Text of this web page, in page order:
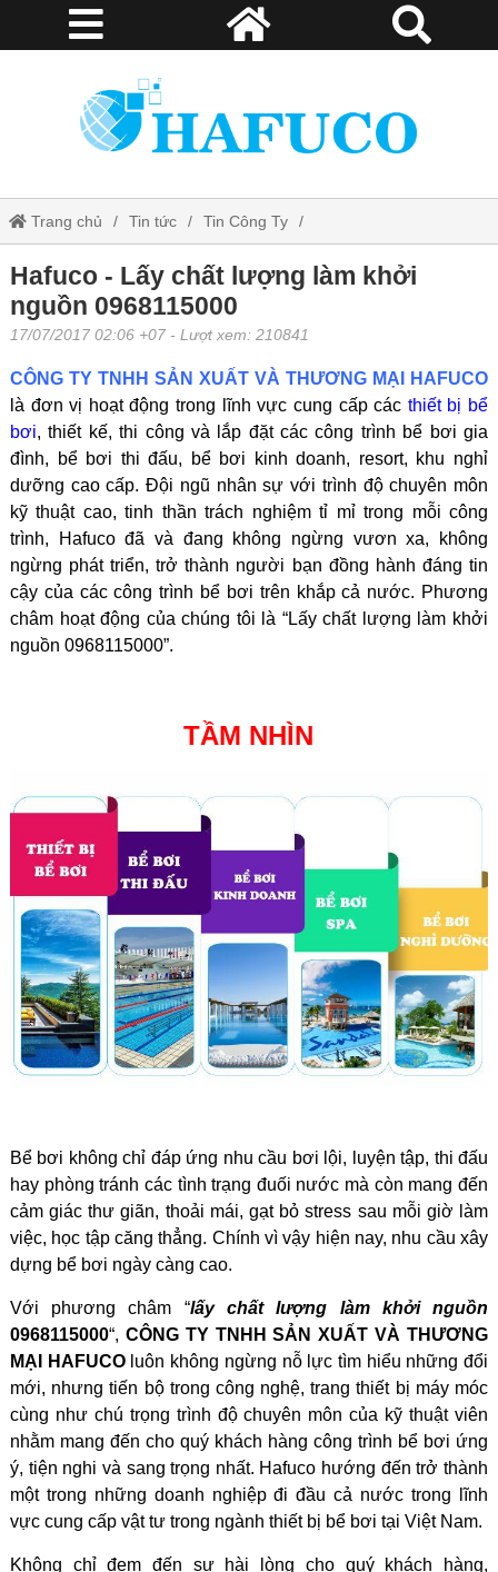
Trang chủ Tin tức Tin Công Ty
Hafuco - Lấy chất lượng làm khởi nguồn 0968115000
Hafuco - Lấy chất lượng làm khởi
nguồn 0968115000
17/07/2017 02:06 +07 - Lượt xem: 210841
CÔNG TY TNHH SẢN XUẤT VÀ THƯƠNG MẠI HAFUCO
là đơn vị hoạt động trong lĩnh vực cung cấp các thiết bị bể
bơi, thiết kế, thi công và lắp đặt các công trình bể bơi gia
đình, bể bơi thi đấu, bể bơi kinh doanh, resort, khu nghỉ
dưỡng cao cấp. Đội ngũ nhân sự với trình độ chuyên môn
kỹ thuật cao, tinh thần trách nghiệm tỉ mỉ trong mỗi công
trình, Hafuco đã và đang không ngừng vươn xa, không
ngừng phát triển, trở thành người bạn đồng hành đáng tin
cậy của các công trình bể bơi trên khắp cả nước. Phương
châm hoạt động của chúng tôi là “Lấy chất lượng làm khởi
nguồn 0968115000”.
TẦM NHÌN
Bể bơi không chỉ đáp ứng nhu cầu bơi lội, luyện tập, thi đấu
hay phòng tránh các tình trạng đuối nước mà còn mang đến
cảm giác thư giãn, thoải mái, gạt bỏ stress sau mỗi giờ làm
việc, học tập căng thẳng. Chính vì vậy hiện nay, nhu cầu xây
dựng bể bơi ngày càng cao.
Với phương châm “lấy chất lượng làm khởi nguồn
0968115000“, CÔNG TY TNHH SẢN XUẤT VÀ THƯƠNG
MẠI HAFUCOluôn không ngừng nỗ lực tìm hiểu những đổi
mới, nhưng tiến bộ trong công nghệ, trang thiết bị máy móc
cùng như chú trọng trình độ chuyên môn của kỹ thuật viên
nhằm mang đến cho quý khách hàng công trình bể bơi ứng
ý, tiện nghi và sang trọng nhất. Hafuco hướng đến trở thành
một trong những doanh nghiệp đi đầu cả nước trong lĩnh
vực cung cấp vật tư trong ngành thiết bị bể bơi tại Việt Nam.
Không chỉ đem đến sự hài lòng cho quý khách hàng,